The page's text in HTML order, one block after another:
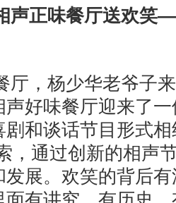
声正味餐厅送欢笑
厅，杨少华老爷子
声好味餐厅迎来了
和谈话节目形式相
，通过创新的相声
展。欢笑的背后